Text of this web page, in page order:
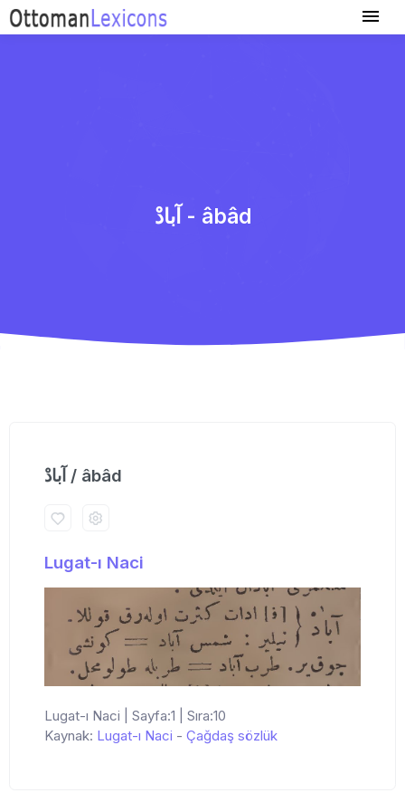
آبادْ - âbâd
آبادْ / âbâd
Lugat-ı Naci
Lugat-ı Naci | Sayfa:1 | Sıra:10
Kaynak: Lugat-ı Naci - Çağdaş sözlük